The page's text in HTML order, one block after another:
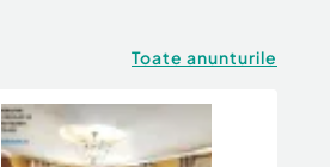
Toate anunturile